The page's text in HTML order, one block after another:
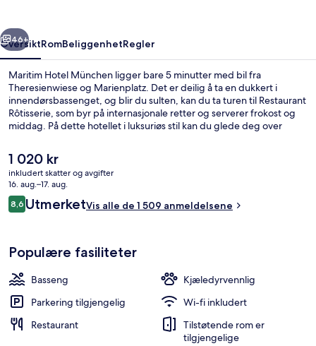
Neste
46+
OversiktRomBeliggenhetRegler
Maritim Hotel München ligger bare 5 minutter med bil fra
Theresienwiese og Marienplatz. Det er deilig å ta en dukkert i
innendørsbassenget, og blir du sulten, kan du ta turen til Restaurant
Rôtisserie, som byr på internasjonale retter og serverer frokost og
middag. På dette hotellet i luksuriøs stil kan du glede deg over
vennlige betjeningen og frokosten får mye skryt fra andre reisende.
Det er ikke langt å gå til kollektivtransport fra overnattingsstedet:
Det tar 4 minutter å gå til Munich Central Station Trikkeholdeplass
og 4 minutter å gå til Sentral U-Bahn-stasjon.
Den
nåværende
prisen
er
1 020 kr
1 020 kr
inkludert skatter og avgifter
16. aug.–17. aug.
Anmeldelser
8,68,6 av 10 –
UtmerketVis alle de 1 509 anmeldelsene
Populære fasiliteter
Basseng
Kjæledyrvennlig
Parkering tilgjengelig
Wi-fi inkludert
Restaurant
Tilstøtende rom er
tilgjengelige